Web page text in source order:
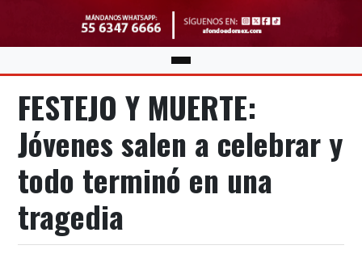
FESTEJO Y MUERTE:
Jóvenes salen a celebrar y
todo terminó en una
tragedia